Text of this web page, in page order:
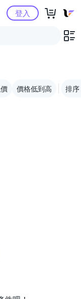
中心登入
價格低到高 排序